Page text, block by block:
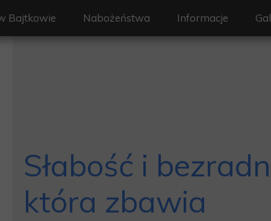
Bajtkowie Nabożeństwa Informacje
Słabość i
która zbawia